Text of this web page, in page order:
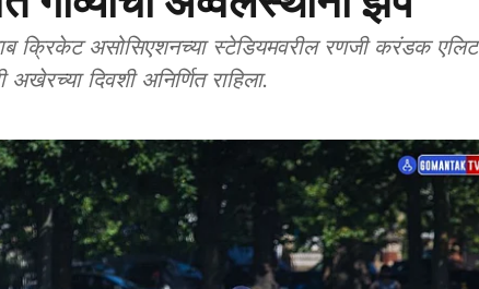
क्रिकेट असोसिएशनच्या स्टेडियमवरील रणजी करंडक एलिट
दिवशी अनिर्णित राहिला.